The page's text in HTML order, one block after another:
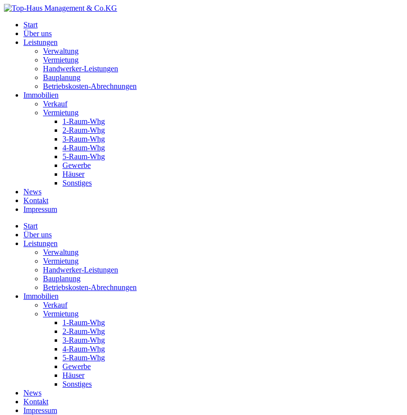
Start
Über uns
Leistungen
Verwaltung
Vermietung
Handwerker-Leistungen
Bauplanung
Betriebskosten-Abrechnungen
Immobilien
Verkauf
Vermietung
1-Raum-Whg
2-Raum-Whg
3-Raum-Whg
4-Raum-Whg
5-Raum-Whg
Gewerbe
Häuser
Sonstiges
News
Kontakt
Impressum
Start
Über uns
Leistungen
Verwaltung
Vermietung
Handwerker-Leistungen
Bauplanung
Betriebskosten-Abrechnungen
Immobilien
Verkauf
Vermietung
1-Raum-Whg
2-Raum-Whg
3-Raum-Whg
4-Raum-Whg
5-Raum-Whg
Gewerbe
Häuser
Sonstiges
News
Kontakt
Impressum